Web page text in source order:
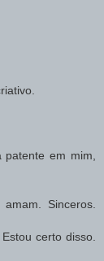
em mim,
Sinceros.
certo disso.